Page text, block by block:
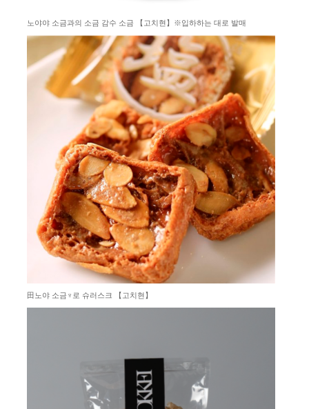
노야야 소금과의 소금 감수 소금 【고치현】※입하하는 대로 발매
⽥노야 소금♆로 슈러스크 【고치현】